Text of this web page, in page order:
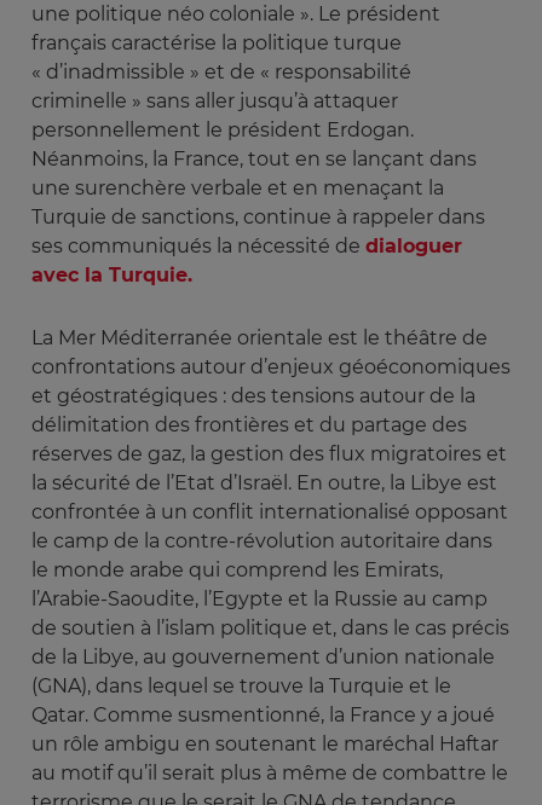
une politique néo coloniale ». Le président
français caractérise la politique turque
« d’inadmissible » et de « responsabilité
criminelle » sans aller jusqu’à attaquer
personnellement le président Erdogan.
Néanmoins, la France, tout en se lançant dans
une surenchère verbale et en menaçant la
Turquie de sanctions, continue à rappeler dans
ses communiqués la nécessité de dialoguer
avec la Turquie.
La Mer Méditerranée orientale est le théâtre de
confrontations autour d’enjeux géoéconomiques
et géostratégiques : des tensions autour de la
délimitation des frontières et du partage des
réserves de gaz, la gestion des flux migratoires et
la sécurité de l’Etat d’Israël. En outre, la Libye est
confrontée à un conflit internationalisé opposant
le camp de la contre-révolution autoritaire dans
le monde arabe qui comprend les Emirats,
l’Arabie-Saoudite, l’Egypte et la Russie au camp
de soutien à l’islam politique et, dans le cas précis
de la Libye, au gouvernement d’union nationale
(GNA), dans lequel se trouve la Turquie et le
Qatar. Comme susmentionné, la France y a joué
un rôle ambigu en soutenant le maréchal Haftar
au motif qu’il serait plus à même de combattre le